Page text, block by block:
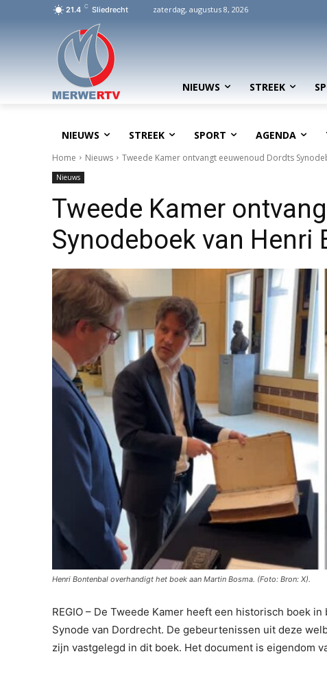
21.4 C Sliedrecht zaterdag, augustus 8, 2026
NIEUWS STREEK
NIEUWS STREEK SPORT AGENDA
Home Nieuws Tweede Kamer ontvangt eeuwenoud Dordts
Nieuws
Tweede Kamer
Synodeboek van Henri
Henri Bontenbal overhandigt het boek aan Martin Bosma. (Foto: Bron: X).
REGIO – De Tweede Kamer heeft een historisch boek
Synode van Dordrecht. De gebeurtenissen uit deze
zijn vastgelegd in dit boek. Het document is eigendom